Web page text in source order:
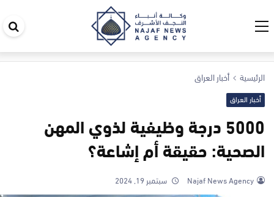
الرئيسية أخبار العراق
أخبار العراق
5000 درجة وظيفية لذوي المهن
الصحية: حقيقة أم إشاعة؟
Najaf News Agency سبتمبر 19, 2024